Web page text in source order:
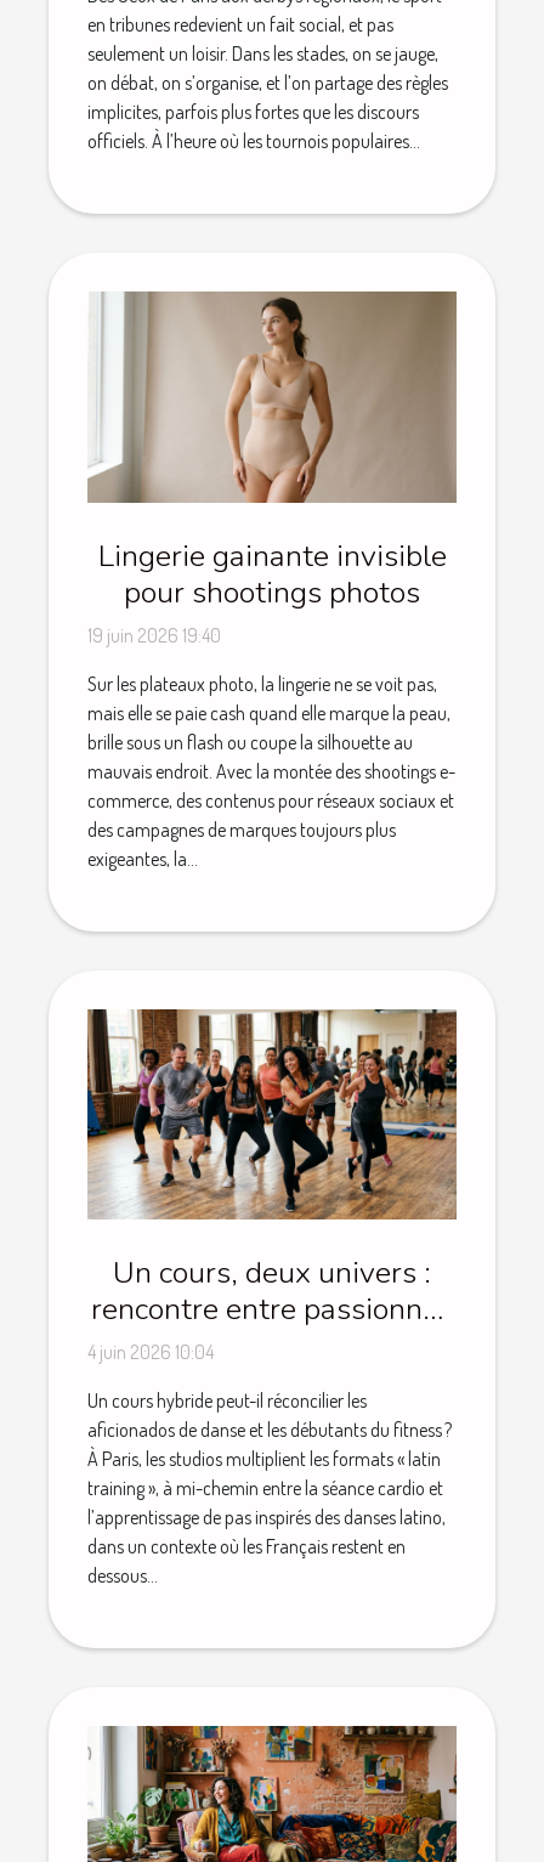
en tribunes redevient un fait social, et pas
seulement un loisir. Dans les stades, on se jauge,
on débat, on s’organise, et l’on partage des règles
implicites, parfois plus fortes que les discours
officiels. À l’heure où les tournois populaires...
Lingerie gainante invisible
pour shootings photos
19 juin 2026 19:40
Sur les plateaux photo, la lingerie ne se voit pas,
mais elle se paie cash quand elle marque la peau,
brille sous un flash ou coupe la silhouette au
mauvais endroit. Avec la montée des shootings e-
commerce, des contenus pour réseaux sociaux et
des campagnes de marques toujours plus
exigeantes, la...
Un cours, deux univers :
rencontre entre passionnés
de danse et novices du
fitness
4 juin 2026 10:04
Un cours hybride peut-il réconcilier les
aficionados de danse et les débutants du fitness ?
À Paris, les studios multiplient les formats « latin
training », à mi-chemin entre la séance cardio et
l’apprentissage de pas inspirés des danses latino,
dans un contexte où les Français restent en
dessous...